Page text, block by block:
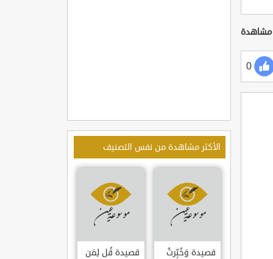
0
الأكثر مشاهدة من نفس التصنيف
قصيدة وَخُبِّرتُ
قصيدة قُل لِمَن